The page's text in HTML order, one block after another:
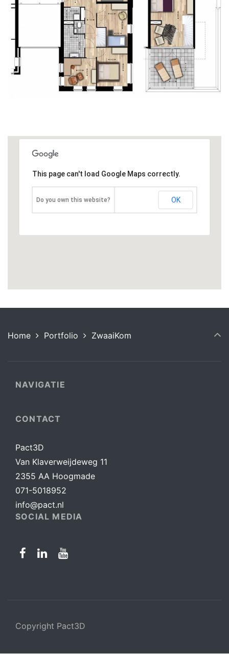
This page can't load Google Maps correctly.
Do you own this website? OK
Home Portfolio ZwaaiKom
NAVIGATIE
CONTACT
Pact3D
Van Klaverweijdeweg 11
2355 AA Hoogmade
071-5018952
info@pact.nl
SOCIAL MEDIA
Copyright Pact3D